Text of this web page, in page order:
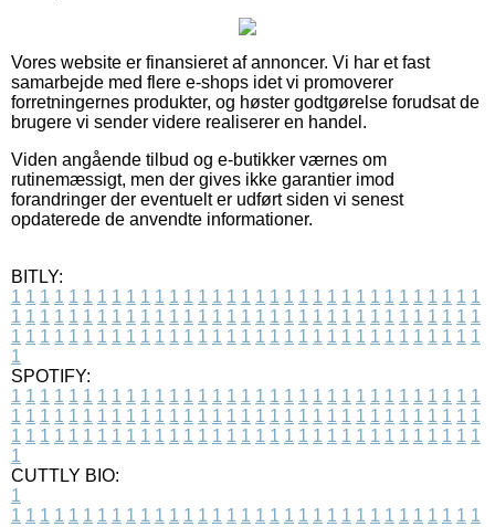
Vores website er finansieret af annoncer. Vi har et fast
samarbejde med flere e-shops idet vi promoverer
forretningernes produkter, og høster godtgørelse forudsat de
brugere vi sender videre realiserer en handel.
Viden angående tilbud og e-butikker værnes om
rutinemæssigt, men der gives ikke garantier imod
forandringer der eventuelt er udført siden vi senest
opdaterede de anvendte informationer.
BITLY:
1 1 1 1 1 1 1 1 1 1 1 1 1 1 1 1 1 1 1 1 1 1 1 1 1 1 1 1 1 1 1 1 1
1 1 1 1 1 1 1 1 1 1 1 1 1 1 1 1 1 1 1 1 1 1 1 1 1 1 1 1 1 1 1 1 1
1 1 1 1 1 1 1 1 1 1 1 1 1 1 1 1 1 1 1 1 1 1 1 1 1 1 1 1 1 1 1 1 1
1
SPOTIFY:
1 1 1 1 1 1 1 1 1 1 1 1 1 1 1 1 1 1 1 1 1 1 1 1 1 1 1 1 1 1 1 1 1
1 1 1 1 1 1 1 1 1 1 1 1 1 1 1 1 1 1 1 1 1 1 1 1 1 1 1 1 1 1 1 1 1
1 1 1 1 1 1 1 1 1 1 1 1 1 1 1 1 1 1 1 1 1 1 1 1 1 1 1 1 1 1 1 1 1
1
CUTTLY BIO:
1
1 1 1 1 1 1 1 1 1 1 1 1 1 1 1 1 1 1 1 1 1 1 1 1 1 1 1 1 1 1 1 1 1